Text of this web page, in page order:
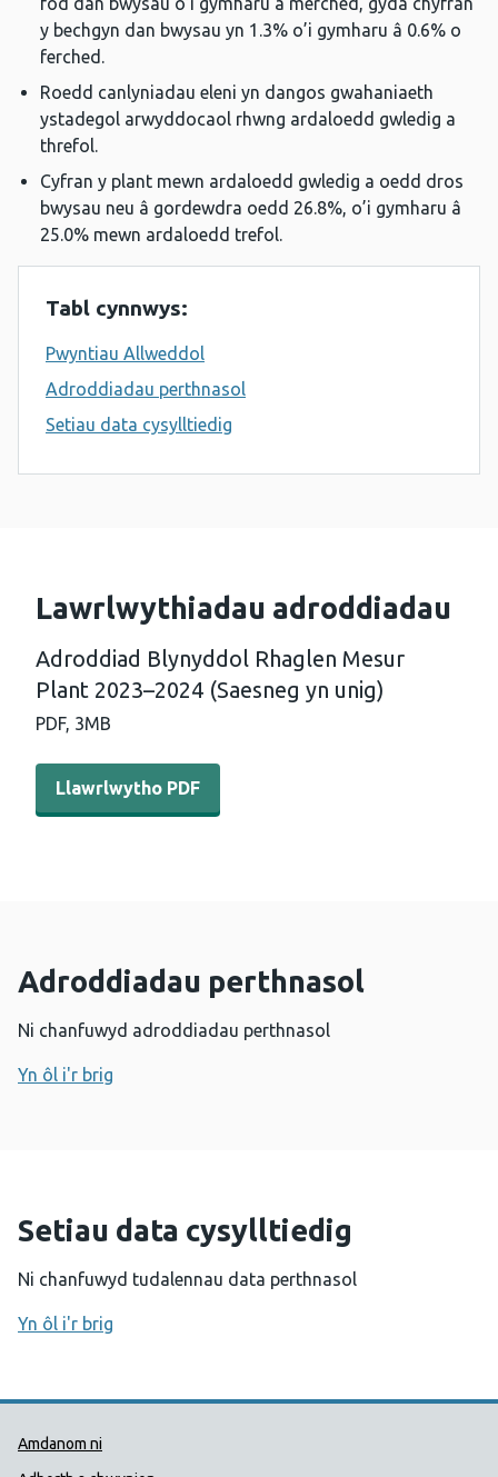
y bechgyn dan bwysau yn 1.3% o’i gymharu â 0.6% o
ferched.
Roedd canlyniadau eleni yn dangos gwahaniaeth
ystadegol arwyddocaol rhwng ardaloedd gwledig a
threfol.
Cyfran y plant mewn ardaloedd gwledig a oedd dros
bwysau neu â gordewdra oedd 26.8%, o’i gymharu â
25.0% mewn ardaloedd trefol.
Tabl cynnwys:
Pwyntiau Allweddol
Adroddiadau perthnasol
Setiau data cysylltiedig
Lawrlwythiadau adroddiadau
Adroddiad Blynyddol Rhaglen Mesur
Plant 2023–2024 (Saesneg yn unig)
PDF, 3MB
Llawrlwytho PDF - Adroddiad Blynyddol Rhaglen Mesur
Llawrlwytho PDF
Adroddiadau perthnasol
Ni chanfuwyd adroddiadau perthnasol
Yn ôl i'r brig
Setiau data cysylltiedig
Ni chanfuwyd tudalennau data perthnasol
Yn ôl i'r brig
Dolenni Cymorth Iechyd
Amdanom ni